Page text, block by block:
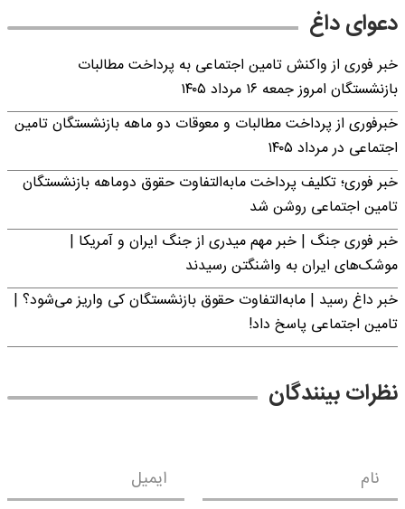
دعوای داغ
خبر فوری از واکنش تامین اجتماعی به پرداخت مطالبات
بازنشستگان امروز جمعه ۱۶ مرداد ۱۴۰۵
خبرفوری از پرداخت مطالبات و معوقات دو ماهه بازنشستگان تامین
اجتماعی در مرداد ۱۴۰۵
خبر فوری؛ تکلیف پرداخت مابه‌التفاوت حقوق دوماهه بازنشستگان
تامین اجتماعی روشن شد
خبر فوری جنگ | خبر مهم میدری از جنگ ایران و آمریکا |
موشک‌های ایران به واشنگتن رسیدند
خبر داغ رسید | مابه‌التفاوت حقوق بازنشستگان کی واریز می‌شود؟ |
تامین اجتماعی پاسخ داد!
نظرات بینندگان
نام ایمیل